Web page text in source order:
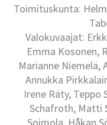
Toimituskunta:
Valokuvaajat:
Emma Kosonen,
Marianne Niemelä,
Annukka
Irene Räty, Teppo
Schafroth, Matti